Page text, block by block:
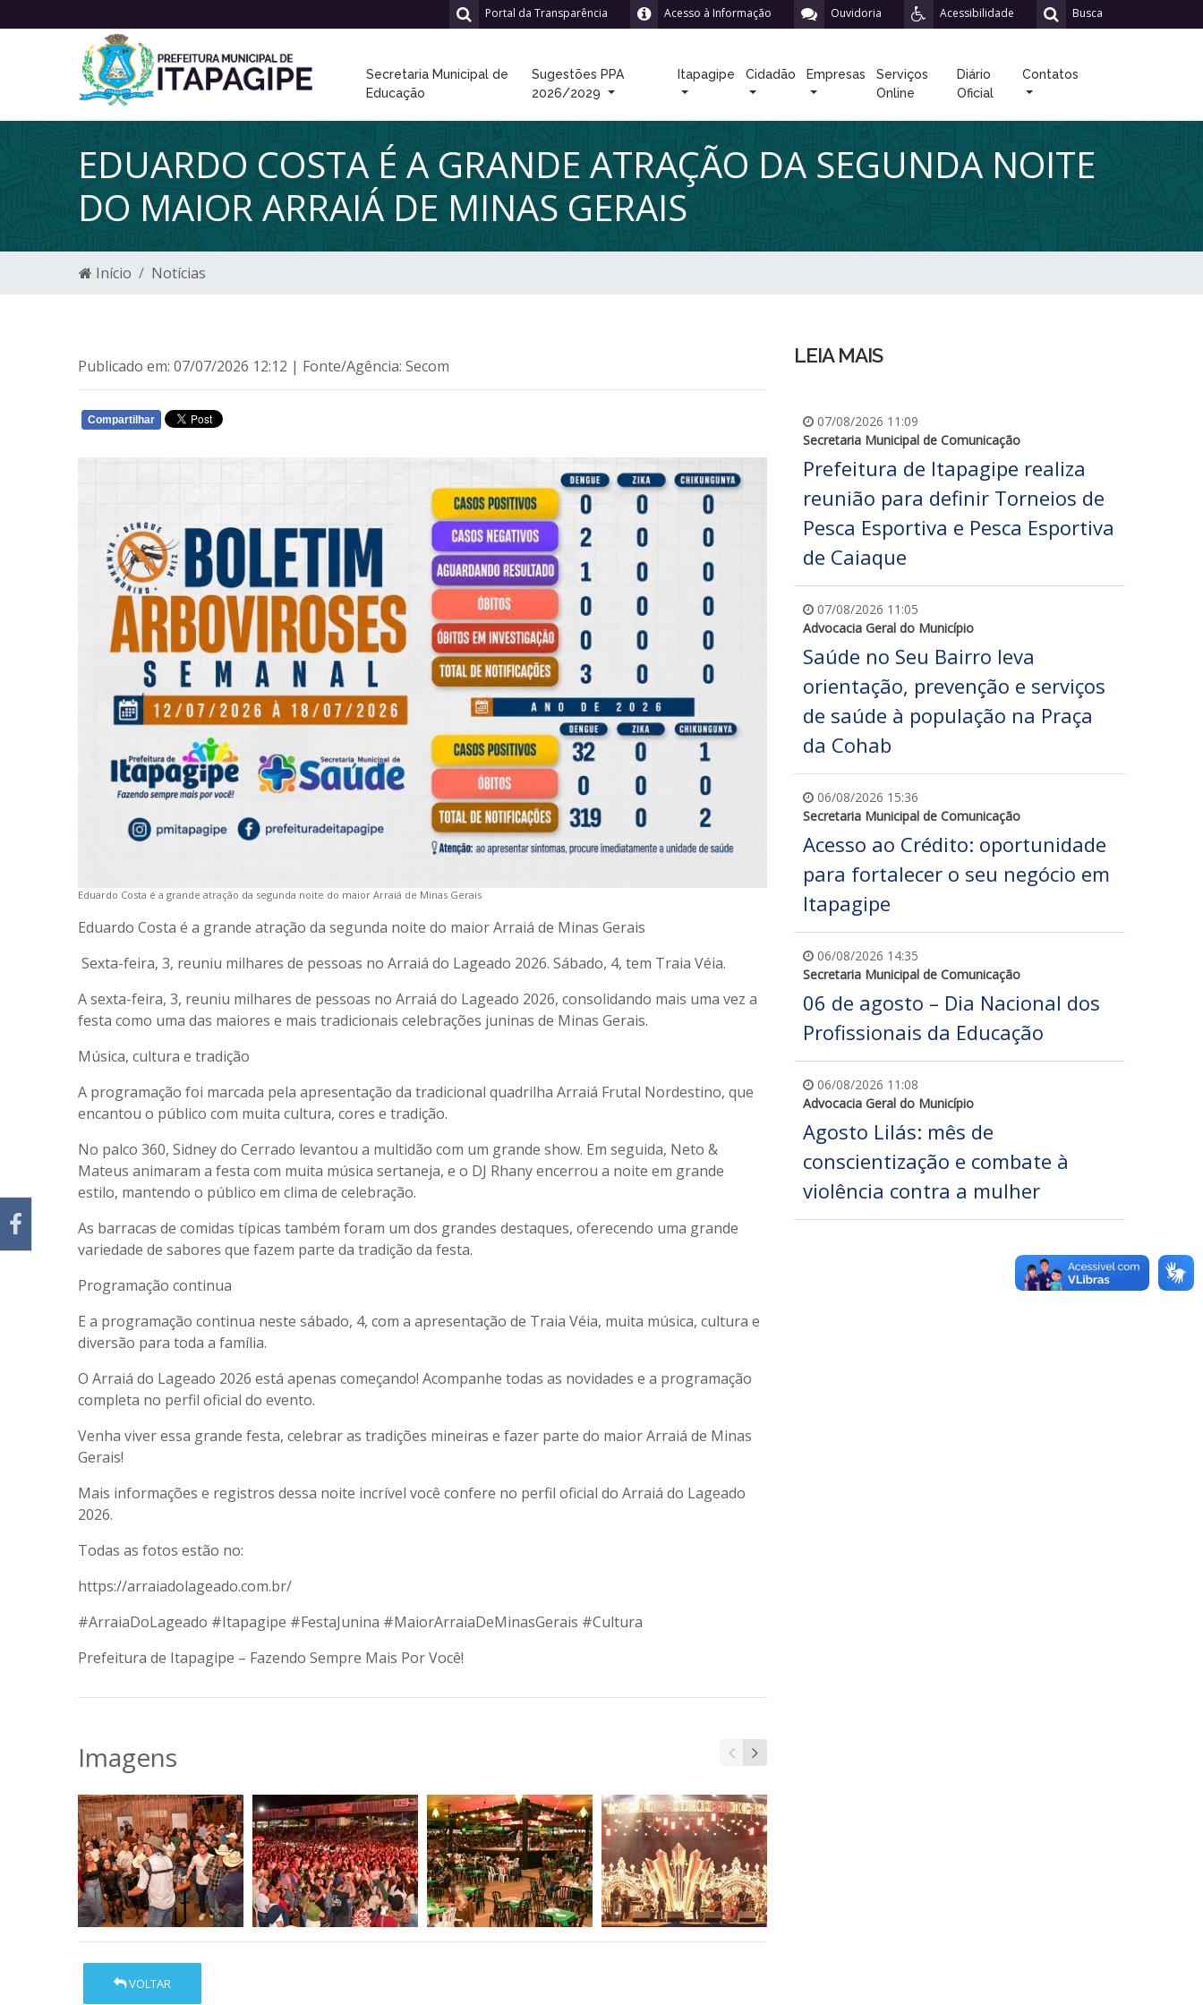
Busca
Acessibilidade
Ouvidoria
Acesso à Informação
Portal da Transparência
Secretaria Municipal de
Educação
Sugestões PPA
2026/2029
Itapagipe Cidadão Empresas
Serviços
Online
Diário
Oficial
Contatos
EDUARDO COSTA É A GRANDE ATRAÇÃO DA SEGUNDA NOITE
DO MAIOR ARRAIÁ DE MINAS GERAIS
Início Notícias
Publicado em: 07/07/2026 12:12 | Fonte/Agência: Secom
Compartilhar
Eduardo Costa é a grande atração da segunda noite do maior Arraiá de Minas Gerais
Eduardo Costa é a grande atração da segunda noite do maior Arraiá de Minas Gerais
Sexta-feira, 3, reuniu milhares de pessoas no Arraiá do Lageado 2026. Sábado, 4, tem Traia Véia.
A sexta-feira, 3, reuniu milhares de pessoas no Arraiá do Lageado 2026, consolidando mais uma vez a
festa como uma das maiores e mais tradicionais celebrações juninas de Minas Gerais.
Música, cultura e tradição
A programação foi marcada pela apresentação da tradicional quadrilha Arraiá Frutal Nordestino, que
encantou o público com muita cultura, cores e tradição.
No palco 360, Sidney do Cerrado levantou a multidão com um grande show. Em seguida, Neto &
Mateus animaram a festa com muita música sertaneja, e o DJ Rhany encerrou a noite em grande
estilo, mantendo o público em clima de celebração.
As barracas de comidas típicas também foram um dos grandes destaques, oferecendo uma grande
variedade de sabores que fazem parte da tradição da festa.
Programação continua
E a programação continua neste sábado, 4, com a apresentação de Traia Véia, muita música, cultura e
diversão para toda a família.
O Arraiá do Lageado 2026 está apenas começando! Acompanhe todas as novidades e a programação
completa no perfil oficial do evento.
Venha viver essa grande festa, celebrar as tradições mineiras e fazer parte do maior Arraiá de Minas
Gerais!
Mais informações e registros dessa noite incrível você confere no perfil oficial do Arraiá do Lageado
2026.
Todas as fotos estão no:
https://arraiadolageado.com.br/
#ArraiaDoLageado #Itapagipe #FestaJunina #MaiorArraiaDeMinasGerais #Cultura
Prefeitura de Itapagipe – Fazendo Sempre Mais Por Você!
Imagens
VOLTAR
LEIA MAIS
07/08/2026 11:09
Secretaria Municipal de Comunicação
Prefeitura de Itapagipe realiza
reunião para definir Torneios de
Pesca Esportiva e Pesca Esportiva
de Caiaque
07/08/2026 11:05
Advocacia Geral do Município
Saúde no Seu Bairro leva
orientação, prevenção e serviços
de saúde à população na Praça
da Cohab
06/08/2026 15:36
Secretaria Municipal de Comunicação
Acesso ao Crédito: oportunidade
para fortalecer o seu negócio em
Itapagipe
06/08/2026 14:35
Secretaria Municipal de Comunicação
06 de agosto – Dia Nacional dos
Profissionais da Educação
06/08/2026 11:08
Advocacia Geral do Município
Agosto Lilás: mês de
conscientização e combate à
violência contra a mulher